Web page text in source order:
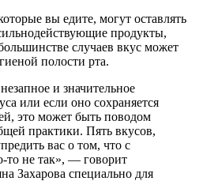
вы едите, могут оставлять
продукты,
случаев вкус может
полости рта.
или если оно сохраняется
это может быть поводом
практики. Пять вкусов,
вас о том, что с
то не так», — говорит
Захарова специально для